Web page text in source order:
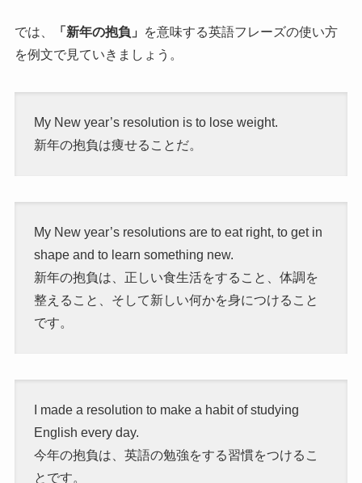
では、 「新年の抱負」
を意味する英語フレーズの使い方
を例文で見ていきましょう。
My New year’s resolution is to lose weight.
新年の抱負は痩せることだ。
My New year’s resolutions are to eat right, to get in
shape and to learn something new.
新年の抱負は、正しい食生活をすること、体調を
整えること、そして新しい何かを身につけること
です。
I made a resolution to make a habit of studying
English every day.
今年の抱負は、英語の勉強をする習慣をつけるこ
とです。